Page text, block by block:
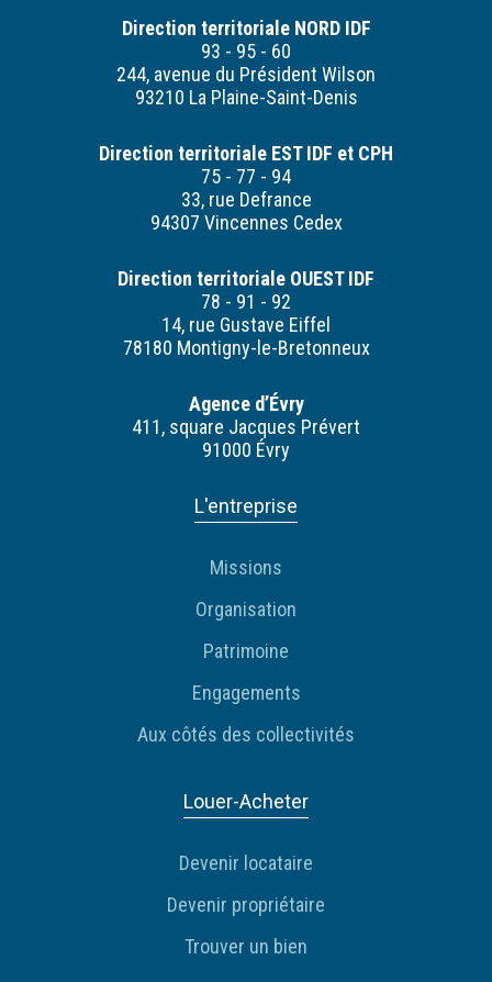
Direction territoriale NORD IDF
93 - 95 - 60
244, avenue du Président Wilson
93210 La Plaine-Saint-Denis
Direction territoriale EST IDF et CPH
75 - 77 - 94
33, rue Defrance
94307 Vincennes Cedex
Direction territoriale OUEST IDF
78 - 91 - 92
14, rue Gustave Eiffel
78180 Montigny-le-Bretonneux
Agence d’Évry
411, square Jacques Prévert
91000 Évry
L'entreprise
Missions
Organisation
Patrimoine
Engagements
Aux côtés des collectivités
Louer-Acheter
Devenir locataire
Devenir propriétaire
Trouver un bien